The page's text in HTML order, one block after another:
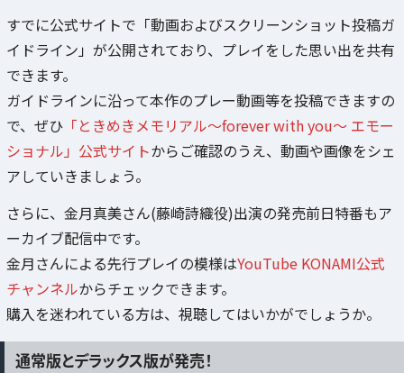
すでに公式サイトで「動画およびスクリーンショット投稿ガ
イドライン」が公開されており、プレイをした思い出を共有
できます。
ガイドラインに沿って本作のプレー動画等を投稿できますの
で、ぜひ 「ときめきメモリアル～forever with you～ エモー
ショナル」公式サイトからご確認のうえ、動画や画像をシェ
アしていきましょう。
さらに、金月真美さん(藤崎詩織役)出演の発売前日特番もア
ーカイブ配信中です。
金月さんによる先行プレイの模様はYouTube KONAMI公式
チャンネルからチェックできます。
購入を迷われている方は、視聴してはいかがでしょうか。
通常版とデラックス版が発売！